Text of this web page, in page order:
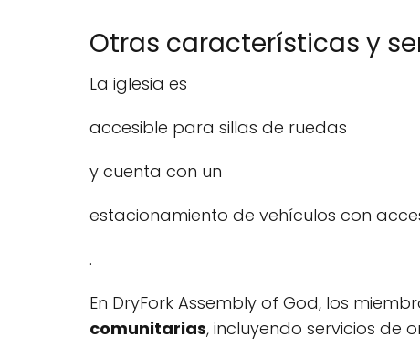
Otras características y
La iglesia es
accesible para sillas de ruedas
y cuenta con un
estacionamiento de vehículos con
.
En DryFork Assembly of God, los
comunitarias, incluyendo servicios de